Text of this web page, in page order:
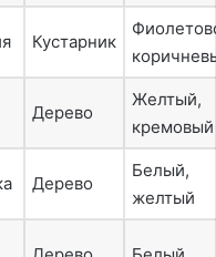
Кустарник
Дерево
Желтый,
кремовый
Дерево
Белый,
желтый